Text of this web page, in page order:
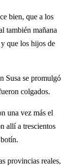
bien, que a los
también mañana
que los hijos de
Susa se promulgó
colgados.
una vez más el
allí a trescientos
provincias reales,